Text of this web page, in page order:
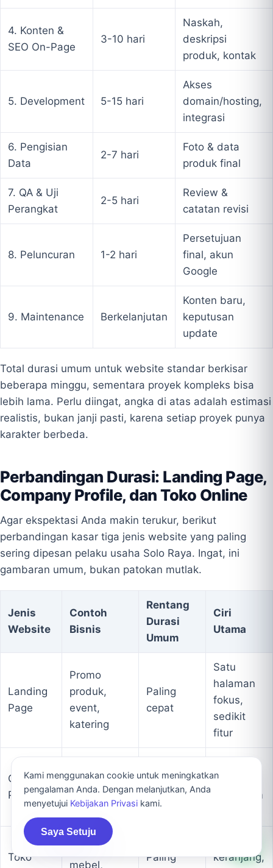
4. Konten &
SEO On-Page
3-10 hari
Naskah,
deskripsi
produk, kontak
5. Development 5-15 hari
Akses
domain/hosting,
integrasi
6. Pengisian
Data
2-7 hari
Foto & data
produk final
7. QA & Uji
Perangkat
2-5 hari
Review &
catatan revisi
8. Peluncuran 1-2 hari
Persetujuan
final, akun
Google
9. Maintenance Berkelanjutan
Konten baru,
keputusan
update
Total durasi umum untuk website standar berkisar
beberapa minggu, sementara proyek kompleks bisa
lebih lama. Perlu diingat, angka di atas adalah estimasi
realistis, bukan janji pasti, karena setiap proyek punya
karakter berbeda.
Perbandingan Durasi: Landing Page,
Company Profile, dan Toko Online
Agar ekspektasi Anda makin terukur, berikut
perbandingan kasar tiga jenis website yang paling
sering dipesan pelaku usaha Solo Raya. Ingat, ini
gambaran umum, bukan patokan mutlak.
Jenis
Website
Contoh
Bisnis
Rentang
Durasi
Umum
Ciri
Utama
Landing
Page
Promo
produk,
event,
katering
Paling
cepat
Satu
halaman
fokus,
sedikit
fitur
Company
Profile
Perusahaan,
klinik,
sekolah
Menengah
Beberapa
halaman,
blog, form
Toko
Batik,
mebel,
Paling
keranjang,
Kami menggunakan cookie untuk meningkatkan
pengalaman Anda. Dengan melanjutkan, Anda
menyetujui Kebijakan Privasi kami.
Saya Setuju